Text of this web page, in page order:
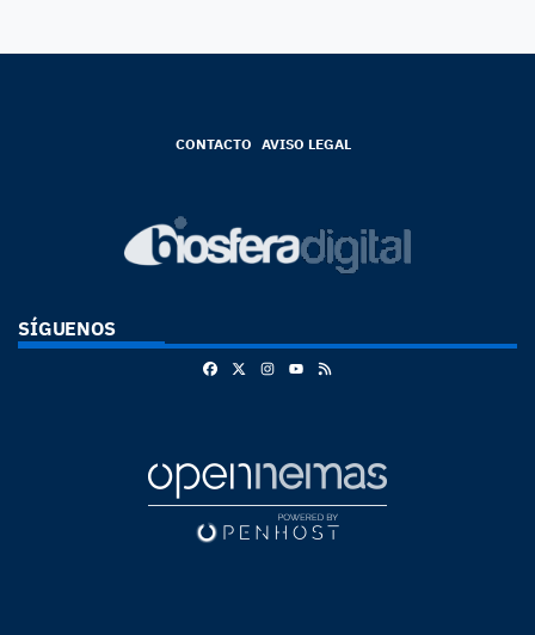
CONTACTO AVISO LEGAL
SÍGUENOS
FacebookInstagram